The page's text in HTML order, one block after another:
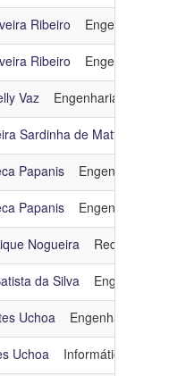
Ribeiro Engenharia
Ribeiro Engenharia
Vaz Engenharia de
Sardinha de Mattos
Papanis Engenharia de
Papanis Engenharia de
Nogueira Redes de
da Silva Engenharia
Uchoa Engenharia de
Uchoa Informática e